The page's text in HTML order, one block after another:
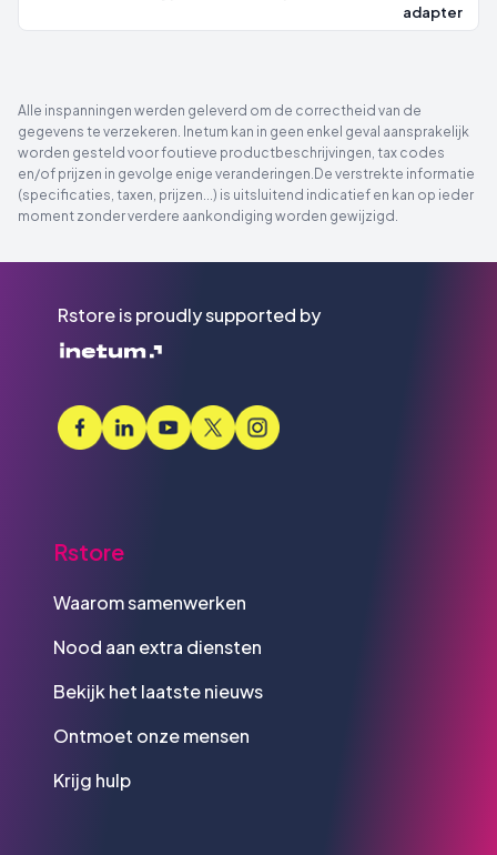
adapter
Alle inspanningen werden geleverd om de correctheid van de
gegevens te verzekeren. Inetum kan in geen enkel geval aansprakelijk
worden gesteld voor foutieve productbeschrijvingen, tax codes
en/of prijzen in gevolge enige veranderingen.De verstrekte informatie
(specificaties, taxen, prijzen...) is uitsluitend indicatief en kan op ieder
moment zonder verdere aankondiging worden gewijzigd.
Rstore is proudly supported by
Rstore
Waarom samenwerken
Nood aan extra diensten
Bekijk het laatste nieuws
Ontmoet onze mensen
Krijg hulp